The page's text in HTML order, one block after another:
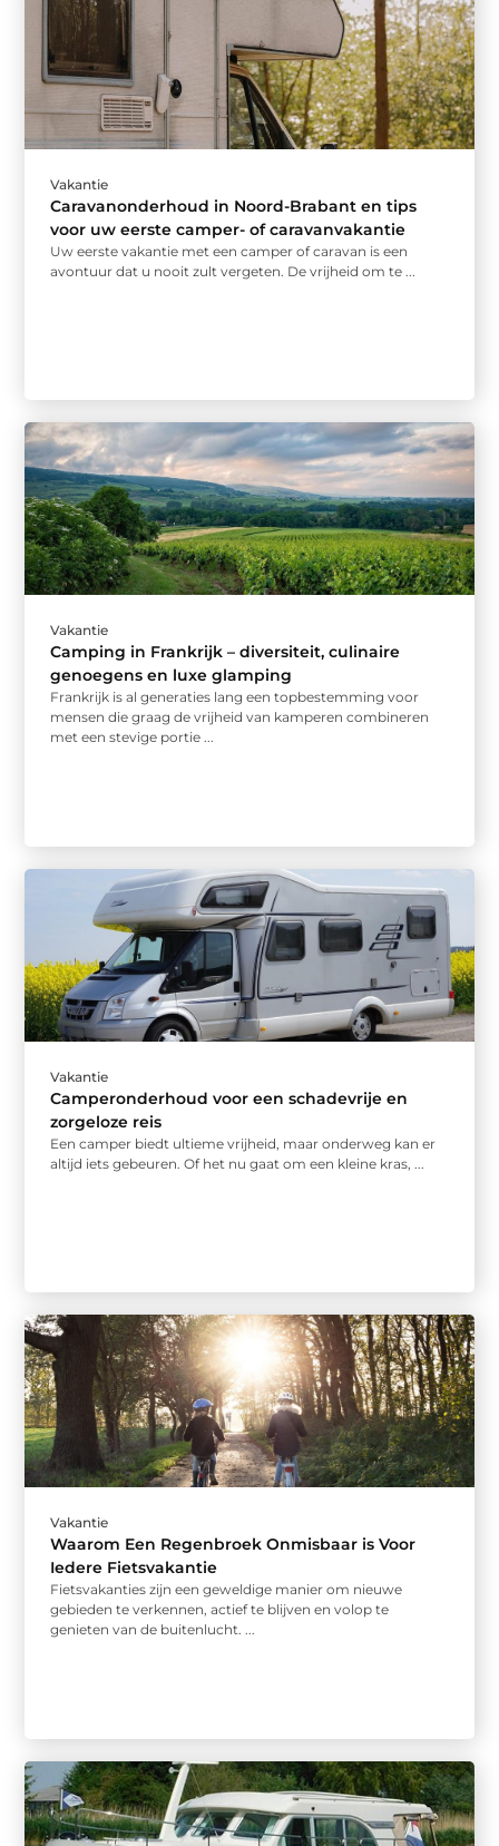
Vakantie
Caravanonderhoud in Noord-Brabant en tips
voor uw eerste camper- of caravanvakantie
Uw eerste vakantie met een camper of caravan is een
avontuur dat u nooit zult vergeten. De vrijheid om te ...
Vakantie
Camping in Frankrijk – diversiteit, culinaire
genoegens en luxe glamping
Frankrijk is al generaties lang een topbestemming voor
mensen die graag de vrijheid van kamperen combineren
met een stevige portie ...
Vakantie
Camperonderhoud voor een schadevrije en
zorgeloze reis
Een camper biedt ultieme vrijheid, maar onderweg kan er
altijd iets gebeuren. Of het nu gaat om een kleine kras, ...
Vakantie
Waarom Een Regenbroek Onmisbaar is Voor
Iedere Fietsvakantie
Fietsvakanties zijn een geweldige manier om nieuwe
gebieden te verkennen, actief te blijven en volop te
genieten van de buitenlucht. ...